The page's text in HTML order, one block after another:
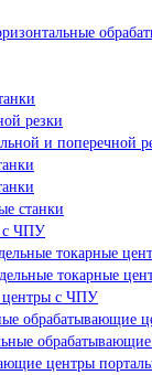
резки
и поперечной
станки
с ЧПУ
токарные
токарные
с ЧПУ
обрабатывающие
центры